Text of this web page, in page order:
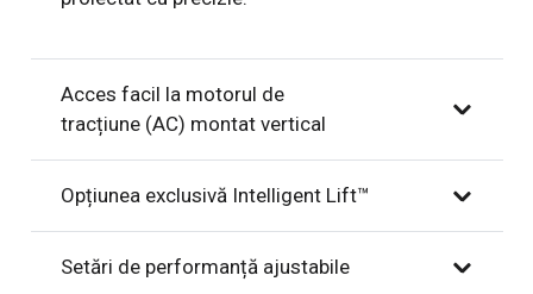
Acces facil la motorul de
tracțiune (AC) montat vertical
Opțiunea exclusivă Intelligent Lift™
Setări de performanță ajustabile